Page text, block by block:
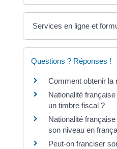
Services en ligne et
Questions ? Réponses !
Comment obtenir la
Nationalité
un timbre fiscal ?
Nationalité
son niveau en
Peut-on franciser